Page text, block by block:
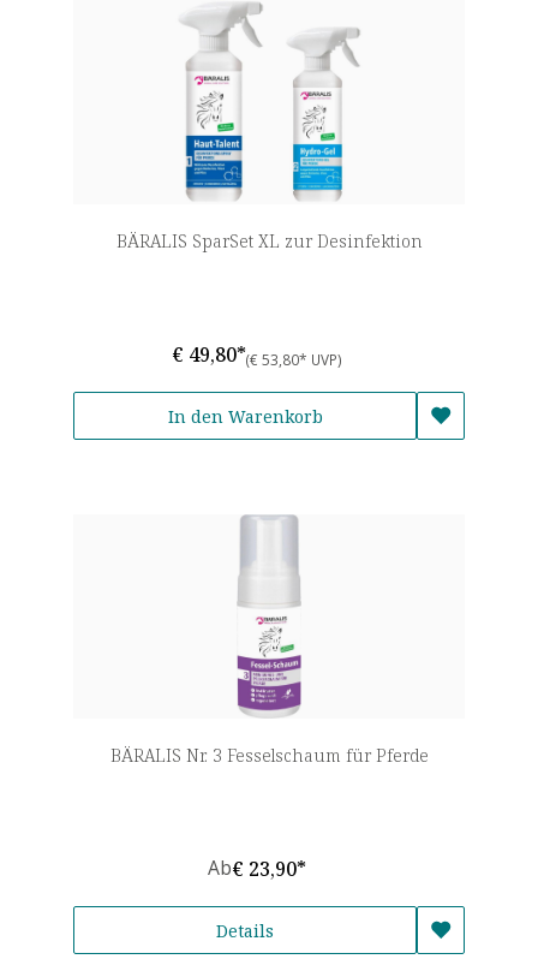
BÄRALIS SparSet XL zur Desinfektion
€ 49,80*(€ 53,80* UVP)
In den Warenkorb
BÄRALIS Nr. 3 Fesselschaum für Pferde
Ab€ 23,90*
Details